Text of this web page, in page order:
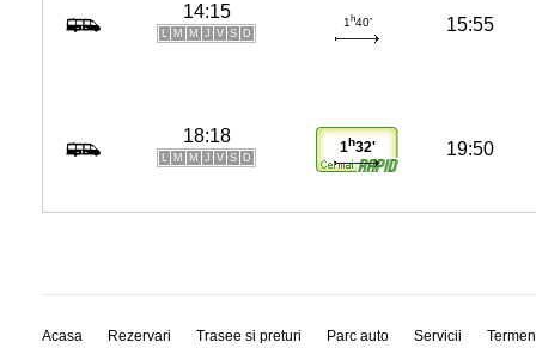
14:15
L M M J V S D
1 h40' 15:55
18:18
L M M J V S D
1h32' 19:50
Acasa Rezervari Trasee si preturi Parc auto Servicii